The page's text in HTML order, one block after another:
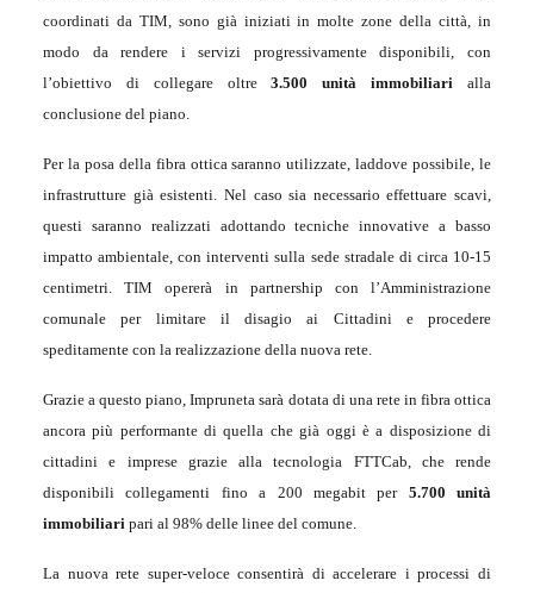
coordinati da TIM, sono già iniziati in molte zone della città, in
modo da rendere i servizi progressivamente disponibili, con
l’obiettivo di collegare oltre3.500 unità immobiliarialla
conclusione del piano.
Per la posa della fibra ottica saranno utilizzate, laddove possibile, le
infrastrutture già esistenti. Nel caso sia necessario effettuare scavi,
questi saranno realizzati adottando tecniche innovative a basso
impatto ambientale, con interventi sulla sede stradale di circa 10-15
centimetri. TIM opererà in partnership con l’Amministrazione
comunale per limitare il disagio ai Cittadini e procedere
speditamente con la realizzazione della nuova rete.
Grazie a questo piano, Impruneta sarà dotata di una rete in fibra ottica
ancora più performante di quella che già oggi è a disposizione di
cittadini e imprese grazie alla tecnologia FTTCab, che rende
disponibili collegamenti fino a 200 megabit per 5.700 unità
immobiliari pari al 98% delle linee del comune.
La nuova rete super-veloce consentirà di accelerare i processi di